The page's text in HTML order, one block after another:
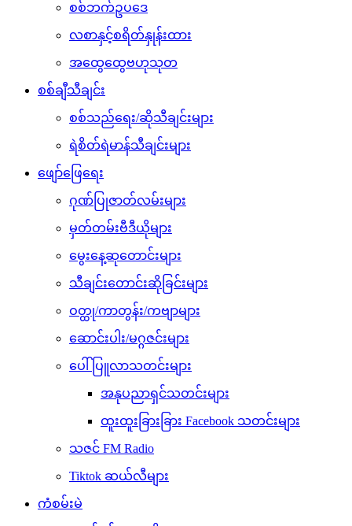
စစ်ဘက်ဥပဒေ
လစာနှင့်စရိတ်နှုန်းထား
အထွေထွေဗဟုသုတ
စစ်ချီသီချင်း
စစ်သည်ရေး/ဆိုသီချင်းများ
ရဲစိတ်ရဲမာန်သီချင်းများ
ဖျော်ဖြေရေး
ဂုဏ်ပြုဇာတ်လမ်းများ
မှတ်တမ်းဗီဒီယိုများ
မွေးနေ့ဆုတောင်းများ
သီချင်းတောင်းဆိုခြင်းများ
ဝတ္ထု/ကာတွန်း/ကဗျာများ
ဆောင်းပါး/မဂ္ဂဇင်းများ
ပေါ်ပြူလာသတင်းများ
အနုပညာရှင်သတင်းများ
ထူးထူးခြားခြား Facebook သတင်းများ
သဇင် FM Radio
Tiktok ဆယ်လီများ
ကံစမ်းမဲ